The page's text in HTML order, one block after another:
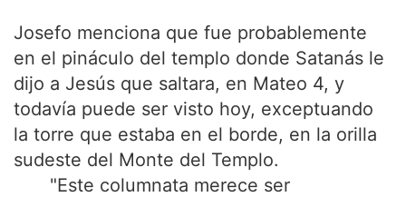
Josefo menciona que fue probablemente
en el pináculo del templo donde Satanás le
dijo a Jesús que saltara, en Mateo 4, y
todavía puede ser visto hoy, exceptuando
la torre que estaba en el borde, en la orilla
sudeste del Monte del Templo.
"Este columnata merece ser